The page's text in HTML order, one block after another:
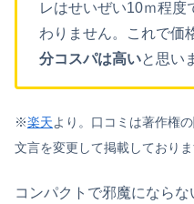
レはせいぜい10ｍ程度
わりません。これで価
分コスパは高いと思い
※楽天より。口コミは著作権
文言を変更して掲載しておりま
コンパクトで邪魔になら